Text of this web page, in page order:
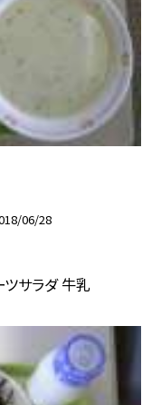
06/28
ツサラダ 牛乳